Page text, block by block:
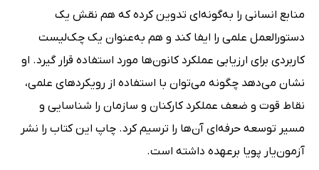
منابع انسانی را به‌گونه‌ای تدوین کرده که هم نقش یک
دستورالعمل علمی را ایفا کند و هم به‌عنوان یک چک‌لیست
کاربردی برای ارزیابی عملکرد کانون‌ها مورد استفاده قرار گیرد. او
نشان می‌دهد چگونه می‌توان با استفاده از رویکردهای علمی،
نقاط قوت و ضعف عملکرد کارکنان و سازمان را شناسایی و
مسیر توسعه حرفه‌ای آن‌ها را ترسیم کرد. چاپ این کتاب را نشر
آزمون‌یار پویا برعهده داشته است.